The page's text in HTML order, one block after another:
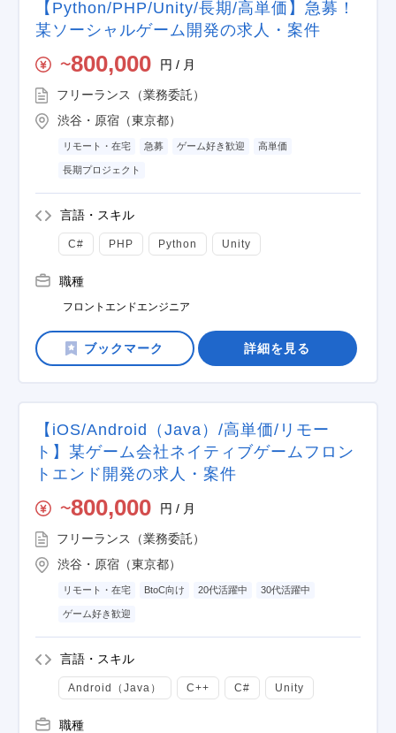
【Python/PHP/Unity/長期/高単価】急募！
某ソーシャルゲーム開発の求人・案件
〜800,000 円 / 月
フリーランス（業務委託）
渋谷・原宿（東京都）
リモート・在宅 急募 ゲーム好き歓迎 高単価
長期プロジェクト
言語・スキル
C# PHP Python Unity
職種
フロントエンドエンジニア
詳細を見る
【iOS/Android（Java）/高単価/リモー
ト】某ゲーム会社ネイティブゲームフロン
トエンド開発の求人・案件
〜800,000 円 / 月
フリーランス（業務委託）
渋谷・原宿（東京都）
リモート・在宅 BtoC向け 20代活躍中 30代活躍中
ゲーム好き歓迎
言語・スキル
Android（Java） C++ C# Unity
職種